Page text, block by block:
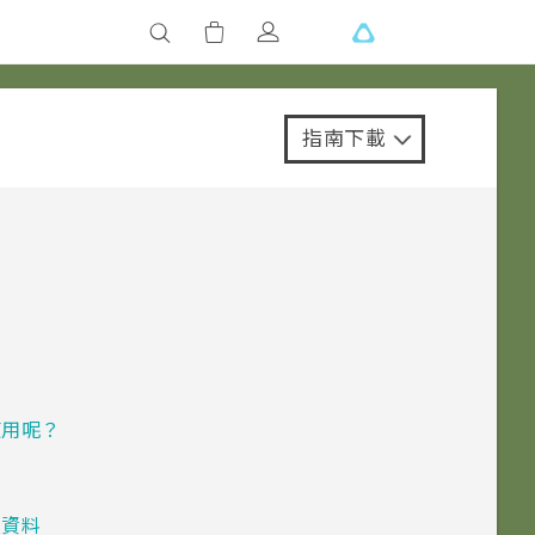
指南下載
呢？
料